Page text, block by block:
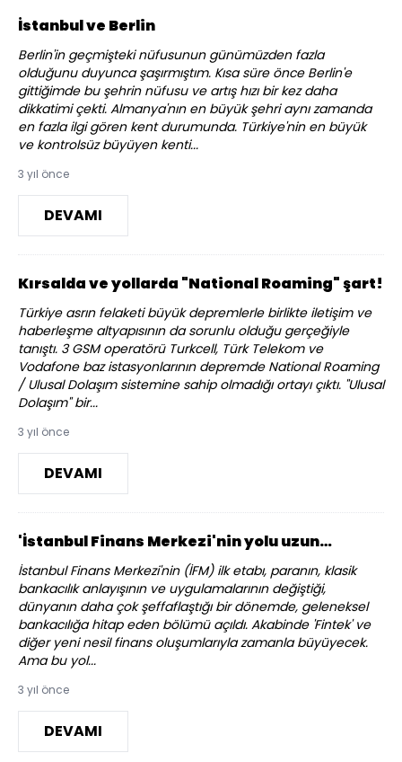
İstanbul ve Berlin
Berlin'in geçmişteki nüfusunun günümüzden fazla
olduğunu duyunca şaşırmıştım. Kısa süre önce Berlin'e
gittiğimde bu şehrin nüfusu ve artış hızı bir kez daha
dikkatimi çekti. Almanya'nın en büyük şehri aynı zamanda
en fazla ilgi gören kent durumunda. Türkiye'nin en büyük
ve kontrolsüz büyüyen kenti...
3 yıl önce
DEVAMI
Kırsalda ve yollarda "National Roaming" şart!
Türkiye asrın felaketi büyük depremlerle birlikte iletişim ve
haberleşme altyapısının da sorunlu olduğu gerçeğiyle
tanıştı. 3 GSM operatörü Turkcell, Türk Telekom ve
Vodafone baz istasyonlarının depremde National Roaming
/ Ulusal Dolaşım sistemine sahip olmadığı ortayı çıktı. "Ulusal
Dolaşım" bir...
3 yıl önce
DEVAMI
'İstanbul Finans Merkezi'nin yolu uzun…
İstanbul Finans Merkezi'nin (İFM) ilk etabı, paranın, klasik
bankacılık anlayışının ve uygulamalarının değiştiği,
dünyanın daha çok şeffaflaştığı bir dönemde, geleneksel
bankacılığa hitap eden bölümü açıldı. Akabinde 'Fintek' ve
diğer yeni nesil finans oluşumlarıyla zamanla büyüyecek.
Ama bu yol...
3 yıl önce
DEVAMI